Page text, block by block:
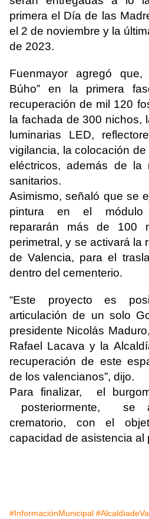
primera el Día de las
el 2 de noviembre y la
de 2023.
Fuenmayor agregó
Búho” en la primera
recuperación de mil 120
la fachada de 300
luminarias LED,
vigilancia, la colocación
eléctricos, además de la
sanitarios.
Asimismo, señaló que se
pintura en el módulo
repararán más de 100
perimetral, y se activará la
de Valencia, para el
dentro del cementerio.
“Este proyecto es
articulación de un solo
presidente Nicolás
Rafael Lacava y la
recuperación de este
de los valencianos”, dijo.
Para finalizar, el
posteriormente, se
crematorio, con el
capacidad de asistencia al
#InformaciónMunicipal